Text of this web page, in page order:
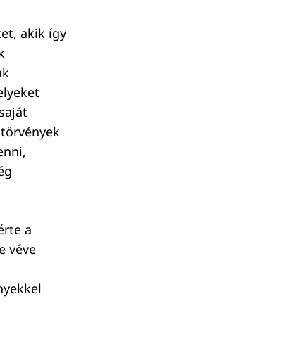
akik így
a
véve